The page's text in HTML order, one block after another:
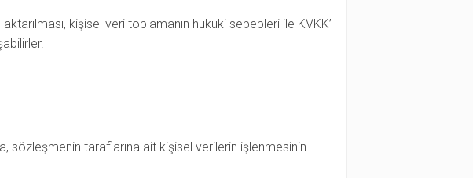
kişisel veri toplamanın hukuki sebepleri ile KVKK’
sözleşmenin taraflarına ait kişisel verilerin işlenmesinin